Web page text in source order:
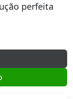
perfeita